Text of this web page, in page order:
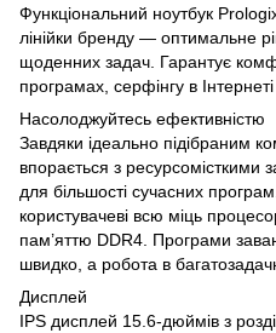
Функціональний ноутбук
лінійки бренду — оптимальне
щоденних задач. Гарантує
програмах, серфінгу в
Насолоджуйтесь ефективністю
Завдяки ідеально підібраним
впорається з ресурсомісткими
для більшості сучасних
користувачеві всю міць
пам’яттю DDR4. Програми
швидко, а робота в
Дисплей
IPS дисплей 15.6-дюймів з